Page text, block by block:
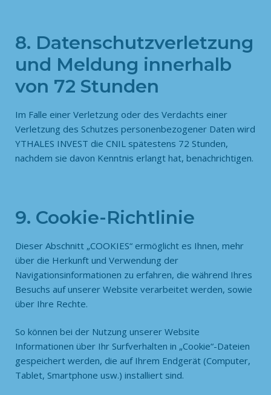
8. Datenschutzverletzung
und Meldung innerhalb
von 72 Stunden
Im Falle einer Verletzung oder des Verdachts einer
Verletzung des Schutzes personenbezogener Daten wird
YTHALES INVEST die CNIL spätestens 72 Stunden,
nachdem sie davon Kenntnis erlangt hat, benachrichtigen.
9. Cookie-Richtlinie
Dieser Abschnitt „COOKIES“ ermöglicht es Ihnen, mehr
über die Herkunft und Verwendung der
Navigationsinformationen zu erfahren, die während Ihres
Besuchs auf unserer Website verarbeitet werden, sowie
über Ihre Rechte.
So können bei der Nutzung unserer Website
Informationen über Ihr Surfverhalten in „Cookie“-Dateien
gespeichert werden, die auf Ihrem Endgerät (Computer,
Tablet, Smartphone usw.) installiert sind.